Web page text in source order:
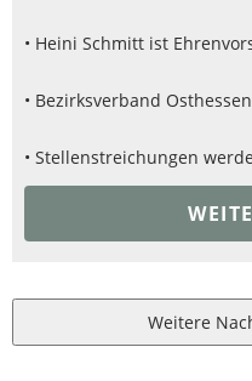
• Heini Schmitt ist
• Bezirksverband
• Stellenstreichungen
Weitere